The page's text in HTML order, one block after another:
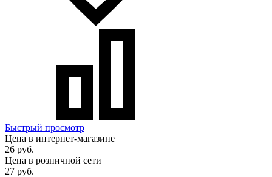
Быстрый просмотр
Цена в интернет-магазине
26 руб.
Цена в розничной сети
27 руб.